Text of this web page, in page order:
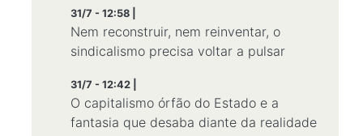
31/7 - 12:58 |
Nem reconstruir, nem reinventar, o
sindicalismo precisa voltar a pulsar
31/7 - 12:42 |
O capitalismo órfão do Estado e a
fantasia que desaba diante da realidade